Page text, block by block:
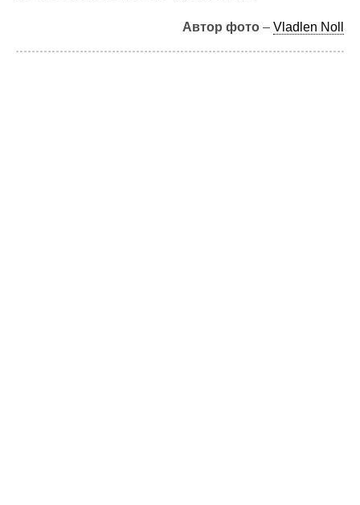
Автор фото – Vladlen Noll